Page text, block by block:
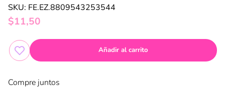
SKU: FE.EZ.8809543253544
$11,50
Añadir al carrito
Compre juntos